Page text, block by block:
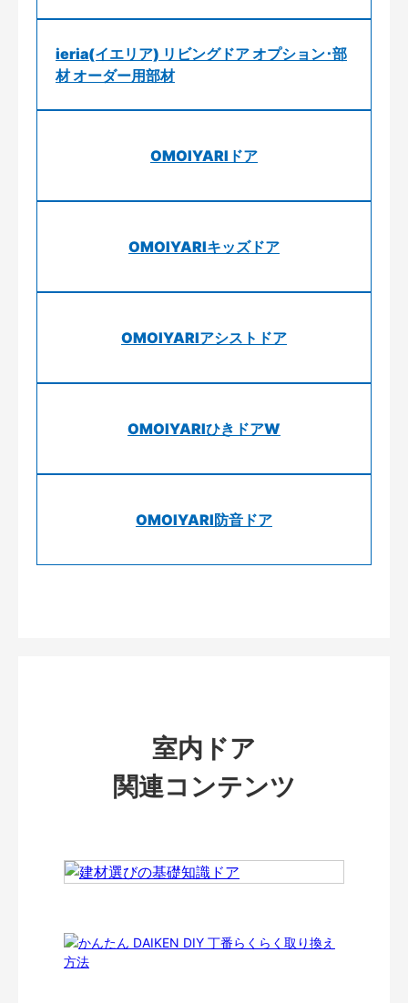
ieria(イエリア) リビングドア オプション･部
材 オーダー用部材
OMOIYARIドア
OMOIYARIキッズドア
OMOIYARIアシストドア
OMOIYARIひきドアW
OMOIYARI防音ドア
室内ドア
関連コンテンツ